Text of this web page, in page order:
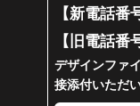
【新電話番
【旧電話番
デザインファ
接添付いただ